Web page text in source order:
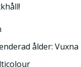
ålder: Vuxna